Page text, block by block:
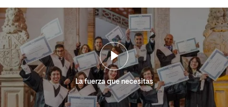
La fuerza que necesitas